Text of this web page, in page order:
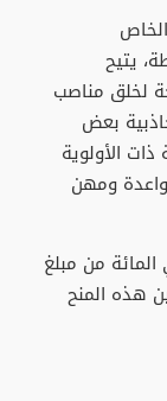
يتيح
لخلق مناصب
بعض
الأولوية
ومهن
قيمة هذا الدعم إلى 30 في المائة من مبلغ
هذه المنح